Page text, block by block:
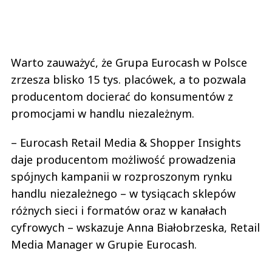
Warto zauważyć, że Grupa Eurocash w Polsce
zrzesza blisko 15 tys. placówek, a to pozwala
producentom docierać do konsumentów z
promocjami w handlu niezależnym.
– Eurocash Retail Media & Shopper Insights
daje producentom możliwość prowadzenia
spójnych kampanii w rozproszonym rynku
handlu niezależnego – w tysiącach sklepów
różnych sieci i formatów oraz w kanałach
cyfrowych – wskazuje Anna Białobrzeska, Retail
Media Manager w Grupie Eurocash.